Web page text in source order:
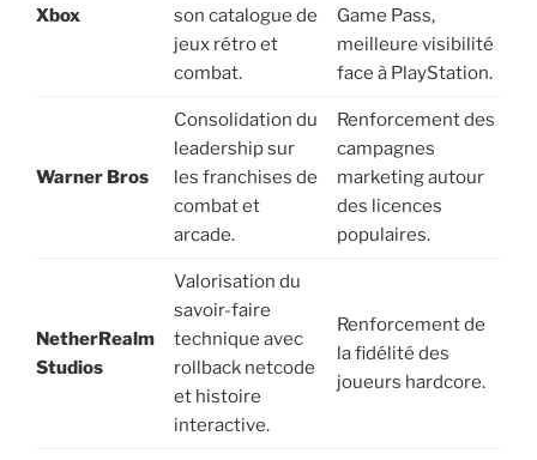
Xbox
son catalogue de
jeux rétro et
combat.
Game Pass,
meilleure visibilité
face à PlayStation.
Warner Bros
Consolidation du
leadership sur
les franchises de
combat et
arcade.
Renforcement des
campagnes
marketing autour
des licences
populaires.
NetherRealm
Studios
Valorisation du
savoir-faire
technique avec
rollback netcode
et histoire
interactive.
Renforcement de
la fidélité des
joueurs hardcore.